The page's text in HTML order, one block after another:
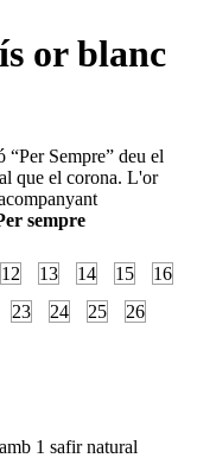
or blanc
“Per Sempre” deu el
que el corona. L'or
sempre
12 13 14 15
16
23 24 25
26
1 safir natural